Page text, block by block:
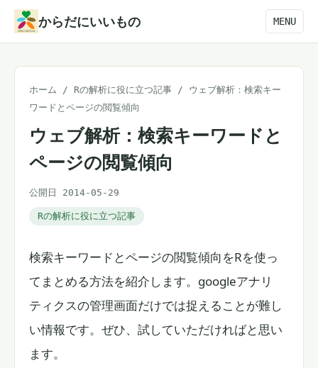
からだにいいもの MENU
ホーム / Rの解析に役に立つ記事 /
ウェブ解析：検索キー
ワードとページの閲覧傾向
ウェブ解析：検索キーワードと
ページの閲覧傾向
公開日 2014-05-29
Rの解析に役に立つ記事
検索キーワードとページの閲覧傾向をRを使っ
てまとめる方法を紹介します。googleアナリ
ティクスの管理画面だけでは捉えることが難し
い情報です。ぜひ、試していただければと思い
ます。